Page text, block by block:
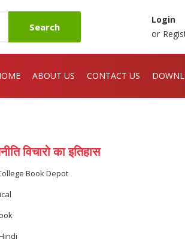
Search
Login
or
ABOUT US CONTACT US
विचारो का इतिहास
Book Depot